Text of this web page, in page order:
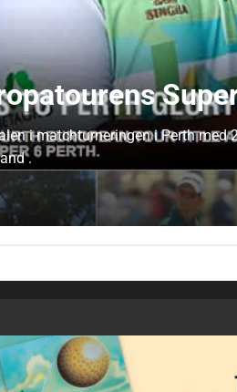
i matchturneringen i Perth
.